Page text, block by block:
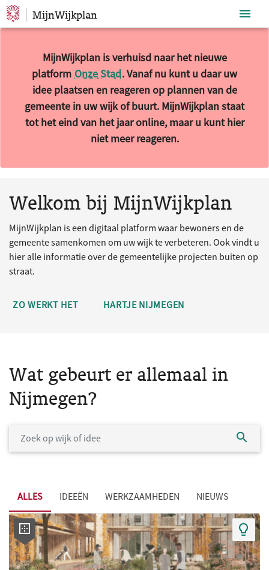
Sla navigatie over
MijnWijkplan
MijnWijkplan is verhuisd naar het nieuwe
platform Onze Stad. Vanaf nu kunt u daar uw
idee plaatsen en reageren op plannen van de
gemeente in uw wijk of buurt. MijnWijkplan staat
tot het eind van het jaar online, maar u kunt hier
niet meer reageren.
Welkom bij MijnWijkplan
MijnWijkplan is een digitaal platform waar bewoners en de
gemeente samenkomen om uw wijk te verbeteren. Ook vindt u
hier alle informatie over de gemeentelijke projecten buiten op
straat.
ZO WERKT HET HARTJE NIJMEGEN
Wat gebeurt er allemaal in
Nijmegen?
ALLES IDEEËN WERKZAAMHEDEN NIEUWS